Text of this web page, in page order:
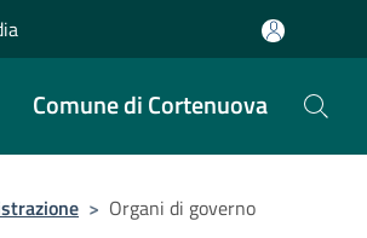
Comune di Cortenuova
> Organi di governo